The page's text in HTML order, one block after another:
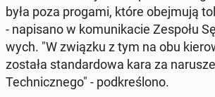
była poza progami, które obej­mu­ją
- na­pi­sa­no w ko­mu­ni­ka­cie Zespołu
wych. "W związku z tym na obu
została stan­dar­do­wa kara za
Tech­nicz­ne­go" - pod­kre­ślo­no.